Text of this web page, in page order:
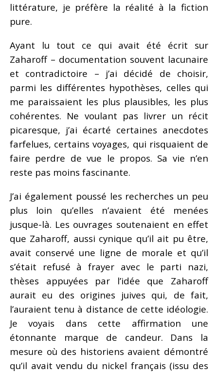
littérature, je préfère la réalité à la fiction
pure.
Ayant lu tout ce qui avait été écrit sur
Zaharoff – documentation souvent lacunaire
et contradictoire – j’ai décidé de choisir,
parmi les différentes hypothèses, celles qui
me paraissaient les plus plausibles, les plus
cohérentes. Ne voulant pas livrer un récit
picaresque, j’ai écarté certaines anecdotes
farfelues, certains voyages, qui risquaient de
faire perdre de vue le propos. Sa vie n’en
reste pas moins fascinante.
J’ai également poussé les recherches un peu
plus loin qu’elles n’avaient été menées
jusque-là. Les ouvrages soutenaient en effet
que Zaharoff, aussi cynique qu’il ait pu être,
avait conservé une ligne de morale et qu’il
s’était refusé à frayer avec le parti nazi,
thèses appuyées par l’idée que Zaharoff
aurait eu des origines juives qui, de fait,
l’auraient tenu à distance de cette idéologie.
Je voyais dans cette affirmation une
étonnante marque de candeur. Dans la
mesure où des historiens avaient démontré
qu’il avait vendu du nickel français (issu des